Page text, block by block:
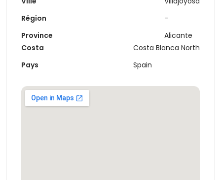
Région
Province
-
Alicante
Costa
Pays
Costa Blanca North
Spain